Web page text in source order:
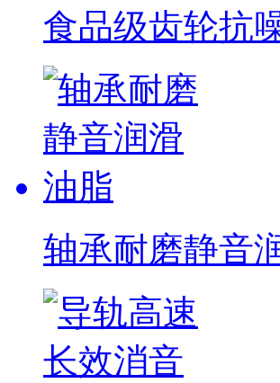
食品级齿轮抗
轴承耐磨静音